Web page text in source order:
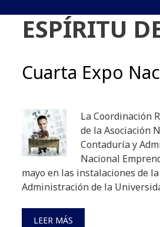
ESPÍRITU
Cuarta Expo
La Coordinación
de la Asociación
Contaduría y
Nacional
mayo en las instalaciones de
Administración de la
LEER MÁS